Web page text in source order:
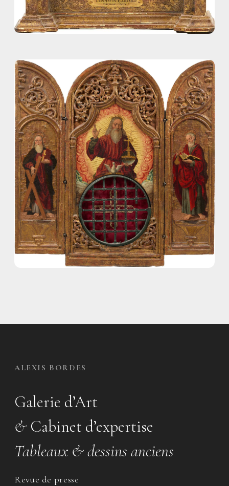
ALEXIS BORDES
Galerie d’Art
& Cabinet d’expertise
Tableaux & dessins anciens
Revue de presse